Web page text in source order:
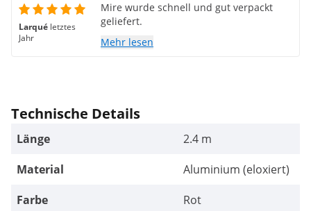
Larqué letztes
Jahr
Mire wurde schnell und gut verpackt
geliefert.
Mehr lesen
Technische Details
Länge
2.4 m
Material
Aluminium (eloxiert)
Farbe
Rot